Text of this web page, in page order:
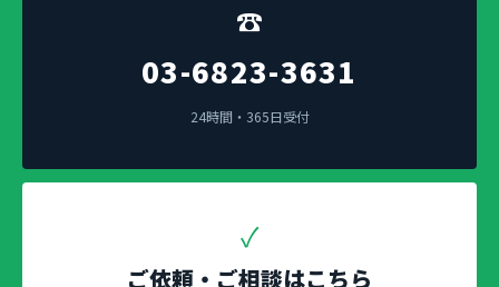
☎
03-6823-3631
24時間・365日受付
✓
ご依頼・ご相談はこちら